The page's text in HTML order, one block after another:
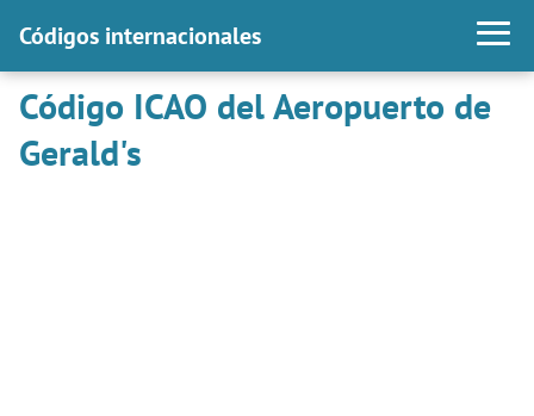
Códigos internacionales
Código ICAO del Aeropuerto de
Gerald's